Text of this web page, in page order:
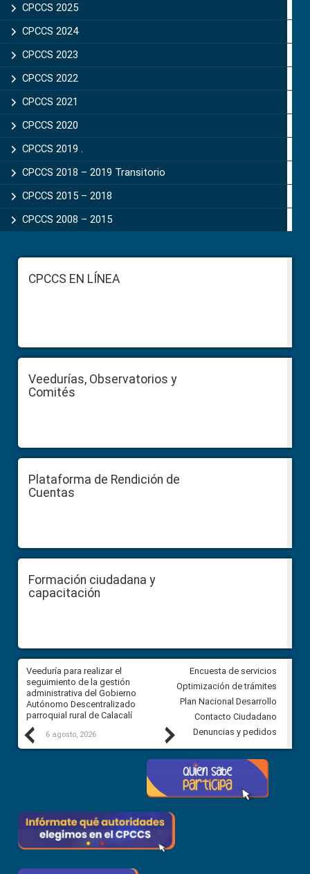
CPCCS 2025
CPCCS 2024
CPCCS 2023
CPCCS 2022
CPCCS 2021
CPCCS 2020
CPCCS 2019 .
CPCCS 2018 – 2019 Transitorio
CPCCS 2015 – 2018
CPCCS 2008 – 2015
FooterCPCCS EN LÍNEA
Veedurías, Observatorios y
Comités
Plataforma de Rendición de
Cuentas
Formación ciudadana y
capacitación
Previous
Veeduría para realizar el
seguimiento de la gestión
administrativa del Gobierno
Autónomo Descentralizado
parroquial rural de Calacalí
6 agosto, 2026
Veeduría para vigilar los
derivados de la Audiencia
comunidad Urbina, parroquia
Carolina
5 agosto, 2026
Next
Encuesta de servicios
Optimización de trámites
Plan Nacional Desarrollo
Contacto Ciudadano
Denuncias y pedidos